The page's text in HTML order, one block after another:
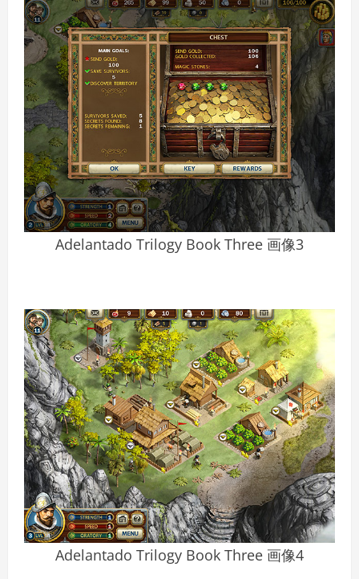
Adelantado Trilogy Book Three 画像3
Adelantado Trilogy Book Three 画像4